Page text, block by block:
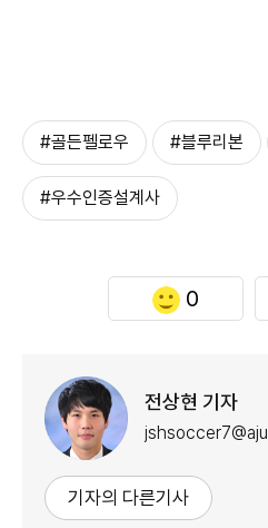
#골든펠로우 #블루리본
#우수인증설계사
0
전상현 기자
기자의 다른기사